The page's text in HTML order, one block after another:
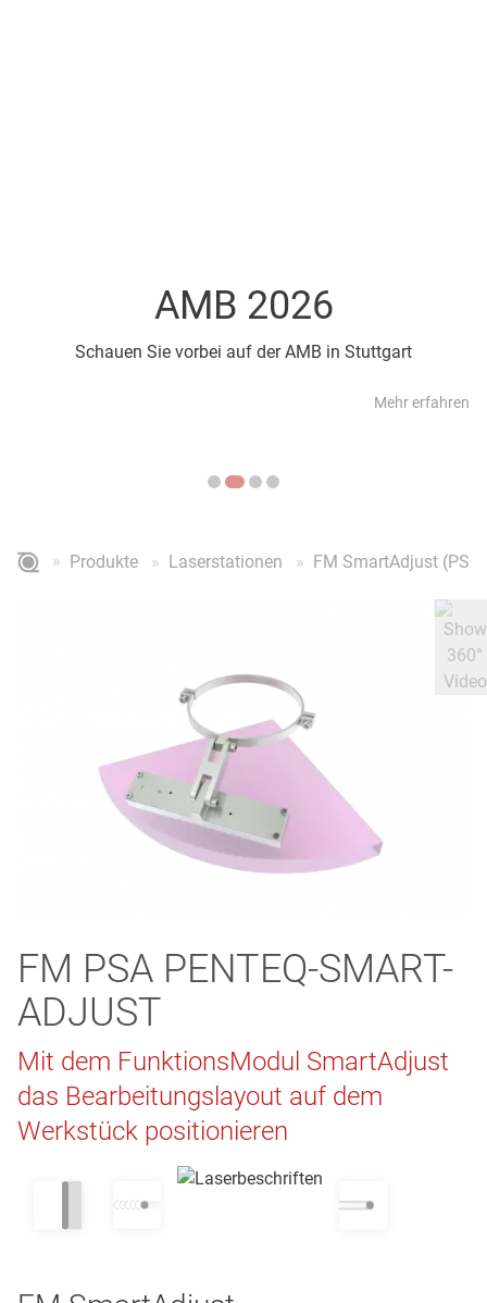
AMB 2026
Schauen Sie vorbei auf der AMB in Stuttgart
Mehr erfahren
Produkte Laserstationen FM SmartAdjust (PSA)
FM PSA PENTEQ-SMART-
ADJUST
Mit dem FunktionsModul SmartAdjust
das Bearbeitungslayout auf dem
Werkstück positionieren